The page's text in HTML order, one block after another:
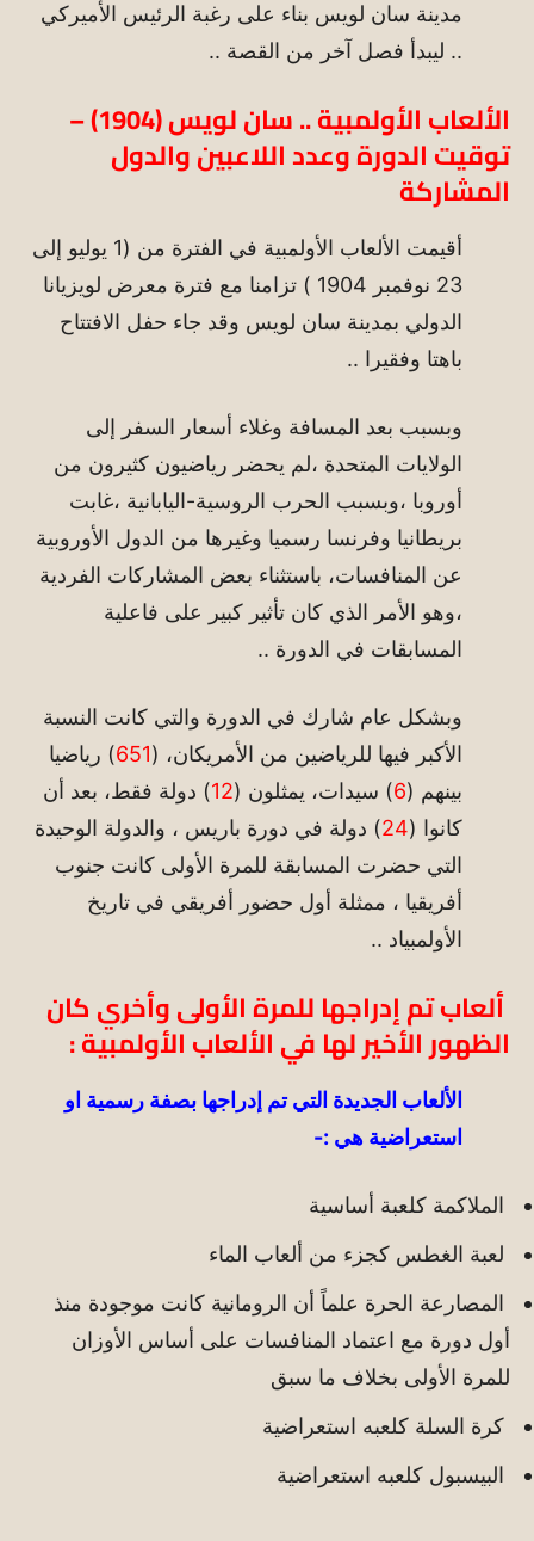
مدينة سان لويس بناء على رغبة الرئيس الأميركي
.. ليبدأ فصل آخر من القصة ..
الألعاب الأولمبية .. سان لويس (1904) –
توقيت الدورة وعدد اللاعبين والدول
المشاركة
أقيمت الألعاب الأولمبية في الفترة من (1 يوليو إلى
23 نوفمبر 1904 ) تزامنا مع فترة معرض لويزيانا
الدولي بمدينة سان لويس وقد جاء حفل الافتتاح
باهتا وفقيرا ..
وبسبب بعد المسافة وغلاء أسعار السفر إلى
الولايات المتحدة ،لم يحضر رياضيون كثيرون من
أوروبا ،وبسبب الحرب الروسية-اليابانية ،غابت
بريطانيا وفرنسا رسميا وغيرها من الدول الأوروبية
عن المنافسات، باستثناء بعض المشاركات الفردية
،وهو الأمر الذي كان تأثير كبير على فاعلية
المسابقات في الدورة ..
وبشكل عام شارك في الدورة والتي كانت النسبة
الأكبر فيها للرياضين من الأمريكان، (651) رياضيا
بينهم (6) سيدات، يمثلون (12) دولة فقط، بعد أن
كانوا (24) دولة في دورة باريس ، والدولة الوحيدة
التي حضرت المسابقة للمرة الأولى كانت جنوب
أفريقيا ، ممثلة أول حضور أفريقي في تاريخ
الأولمبياد ..
ألعاب تم إدراجها للمرة الأولى وأخري كان
الظهور الأخير لها في الألعاب الأولمبية :
الألعاب الجديدة التي تم إدراجها بصفة رسمية او
استعراضية هي :-
الملاكمة كلعبة أساسية
لعبة الغطس كجزء من ألعاب الماء
المصارعة الحرة علماً أن الرومانية كانت موجودة منذ
أول دورة مع اعتماد المنافسات على أساس الأوزان
للمرة الأولى بخلاف ما سبق
كرة السلة كلعبه استعراضية
البيسبول كلعبه استعراضية